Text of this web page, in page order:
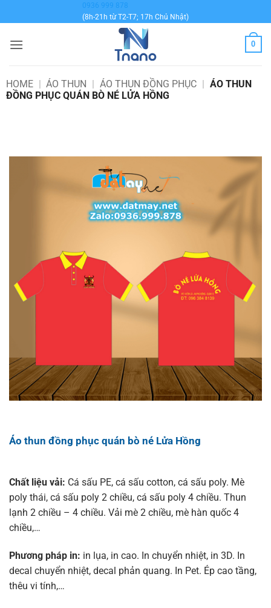
qua
dung
0936 999 878
(8h-21h từ T2-T7; 17h Chủ Nhật)
0
HOME | ÁO THUN | ÁO THUN ĐỒNG PHỤC | ÁO THUN
ĐỒNG PHỤC QUÁN BÒ NÉ LỬA HỒNG
Áo thun đồng phục quán bò né Lửa Hồng
Chất liệu vải: Cá sấu PE, cá sấu cotton, cá sấu poly. Mè
poly thái, cá sấu poly 2 chiều, cá sấu poly 4 chiều. Thun
lạnh 2 chiều – 4 chiều. Vải mè 2 chiều, mè hàn quốc 4
chiều,…
Phương pháp in: in lụa, in cao. In chuyển nhiệt, in 3D. In
decal chuyển nhiệt, decal phản quang. In Pet. Ép cao tầng,
thêu vi tính,…